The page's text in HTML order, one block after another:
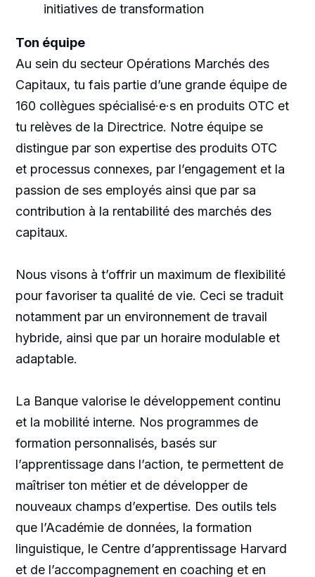
initiatives de transformation
Ton équipe
Au sein du secteur Opérations Marchés des
Capitaux, tu fais partie d’une grande équipe de
160 collègues spécialisé·e·s en produits OTC et
tu relèves de la Directrice. Notre équipe se
distingue par son expertise des produits OTC
et processus connexes, par l’engagement et la
passion de ses employés ainsi que par sa
contribution à la rentabilité des marchés des
capitaux.
Nous visons à t’offrir un maximum de flexibilité
pour favoriser ta qualité de vie. Ceci se traduit
notamment par un environnement de travail
hybride, ainsi que par un horaire modulable et
adaptable.
La Banque valorise le développement continu
et la mobilité interne. Nos programmes de
formation personnalisés, basés sur
l’apprentissage dans l’action, te permettent de
maîtriser ton métier et de développer de
nouveaux champs d’expertise. Des outils tels
que l’Académie de données, la formation
linguistique, le Centre d’apprentissage Harvard
et de l’accompagnement en coaching et en